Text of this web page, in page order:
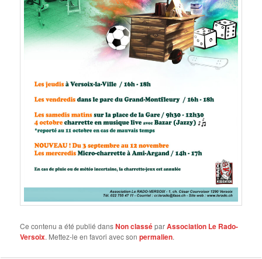
Ce contenu a été publié dansNon classéparAssociation Le Rado-
Versoix. Mettez-le en favori avec sonpermalien.